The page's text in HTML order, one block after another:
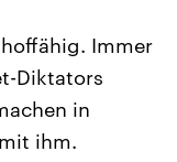
Beiträge,
Immer
Diktators
in
ihm.